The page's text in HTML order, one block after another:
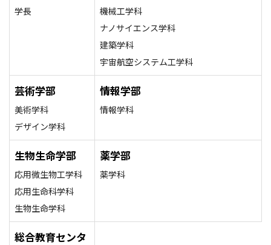
学長
機械工学科
ナノサイエンス学科
建築学科
宇宙航空システム工学科
芸術学部
美術学科
デザイン学科
情報学部
情報学科
生物生命学部
応用微生物工学科
応用生命科学科
生物生命学科
薬学部
薬学科
総合教育センタ